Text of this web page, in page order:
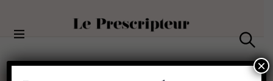
Le Prescripteur
e
a ×